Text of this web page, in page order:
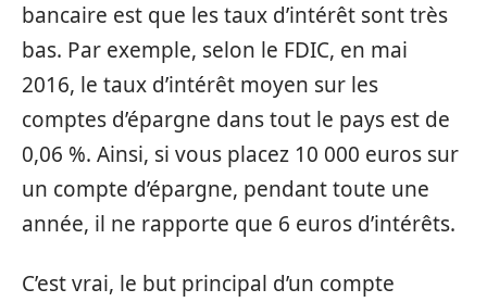
bancaire est que les taux d’intérêt sont très
bas. Par exemple, selon le FDIC, en mai
2016, le taux d’intérêt moyen sur les
comptes d’épargne dans tout le pays est de
0,06 %. Ainsi, si vous placez 10 000 euros sur
un compte d’épargne, pendant toute une
année, il ne rapporte que 6 euros d’intérêts.
C’est vrai, le but principal d’un compte